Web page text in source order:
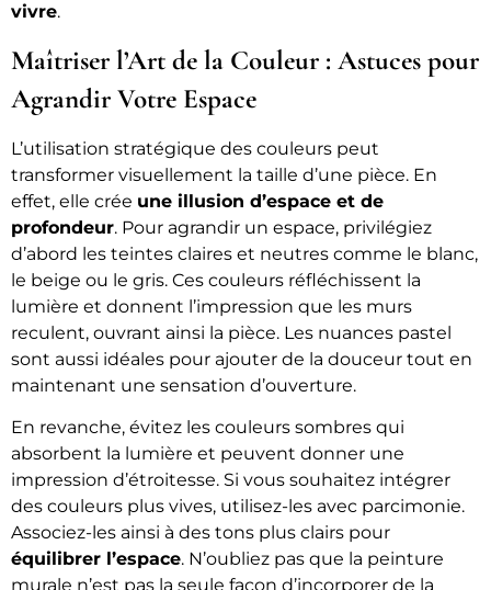
vivre.
Maîtriser l’Art de la Couleur : Astuces pour
Agrandir Votre Espace
L’utilisation stratégique des couleurs peut
transformer visuellement la taille d’une pièce. En
effet, elle crée une illusion d’espace et de
profondeur. Pour agrandir un espace, privilégiez
d’abord les teintes claires et neutres comme le blanc,
le beige ou le gris. Ces couleurs réfléchissent la
lumière et donnent l’impression que les murs
reculent, ouvrant ainsi la pièce. Les nuances pastel
sont aussi idéales pour ajouter de la douceur tout en
maintenant une sensation d’ouverture.
En revanche, évitez les couleurs sombres qui
absorbent la lumière et peuvent donner une
impression d’étroitesse. Si vous souhaitez intégrer
des couleurs plus vives, utilisez-les avec parcimonie.
Associez-les ainsi à des tons plus clairs pour
équilibrer l’espace. N’oubliez pas que la peinture
murale n’est pas la seule façon d’incorporer de la